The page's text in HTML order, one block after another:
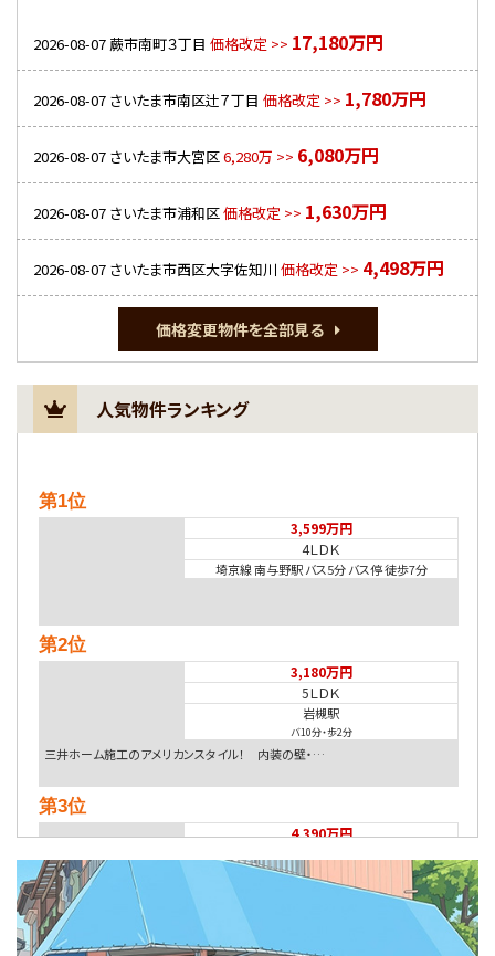
2026-08-07 蕨市南町３丁目 価格改定 >> 17,180万円
2026-08-07 さいたま市南区辻７丁目 価格改定 >> 1,780万円
2026-08-07 さいたま市大宮区6,280万 >> 6,080万円
2026-08-07 さいたま市浦和区価格改定 >> 1,630万円
2026-08-07 さいたま市西区大字佐知川 価格改定 >> 4,498万円
価格変更物件を全部見る
人気物件ランキング
第1位
3,599万円
4ＬＤＫ
埼京線 南与野駅 バス5分 バス停 徒歩7分
第2位
3,180万円
5ＬＤＫ
岩槻駅
バ10分・歩2分
三井ホーム施工のアメリカンスタイル！ 内装の壁・…
第3位
4,390万円
京浜東北・根岸線 浦和駅 バス21分 広ヶ谷戸下車
バス停 徒歩8分